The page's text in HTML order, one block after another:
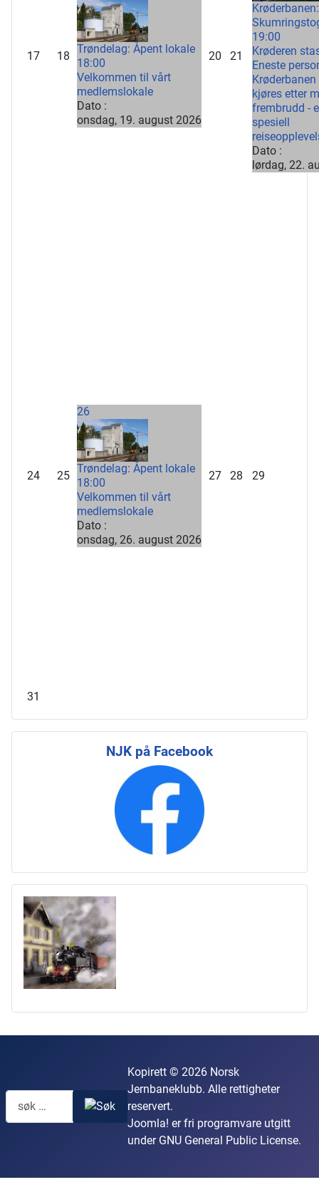
17 18
Trøndelag: Åpent lokale
18:00
Velkommen til vårt
medlemslokale
Dato :
onsdag, 19. august 2026
20 21
Krøderbanen:
19:00
Krøderen
Eneste
kjøres etter
frembrudd -
spesiell
Dato :
lørdag, 22.
24 25
26
Trøndelag: Åpent lokale
18:00
Velkommen til vårt
medlemslokale
Dato :
onsdag, 26. august 2026
27 28 29
31
NJK på Facebook
Kopirett © 2026 Norsk
Jernbaneklubb. Alle rettigheter
reservert.
Joomla! er fri programvare utgitt
under GNU General Public License.